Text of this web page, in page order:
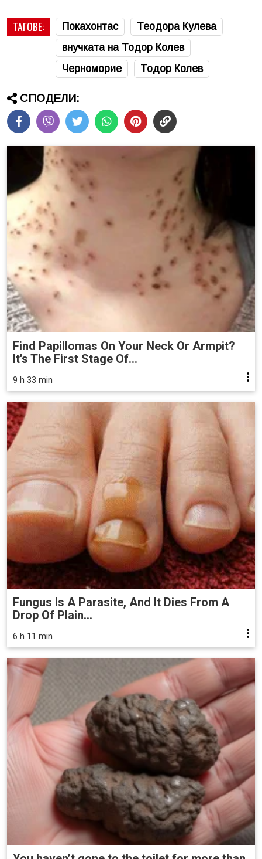
ТАГОВЕ: Покахонтас
Теодора Кулева
внучката на Тодор Колев
Черноморие
Тодор Колев
СПОДЕЛИ:
Find Papillomas On Your Neck Or Armpit?
It's The First Stage Of...
9 h 33 min
Fungus Is A Parasite, And It Dies From A
Drop Of Plain...
6 h 11 min